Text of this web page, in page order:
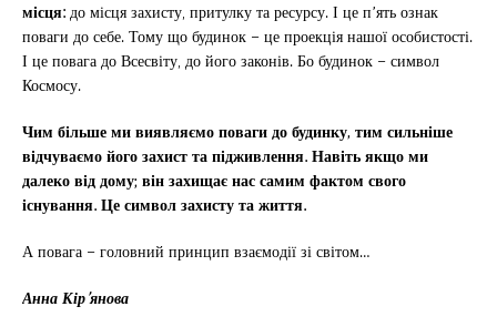
місця:до місця захисту, притулку та ресурсу. І це п’ять ознак
поваги до себе. Тому що будинок – це проекція нашої особистості.
І це повага до Всесвіту, до його законів. Бо будинок – символ
Космосу.
Чим більше ми виявляємо поваги до будинку, тим сильніше
відчуваємо його захист та підживлення. Навіть якщо ми
далеко від дому; він захищає нас самим фактом свого
існування. Це символ захисту та життя.
А повага – головний принцип взаємодії зі світом…
Анна Кір’янова